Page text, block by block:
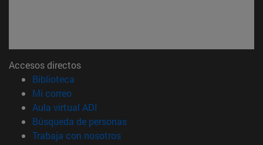
Accesos directos
Biblioteca
Mi correo(abre en nueva ventana)
Aula virtual ADI
Búsqueda de personas(abre en nueva ventana)
Trabaja con nosotros(abre en nueva ventana)